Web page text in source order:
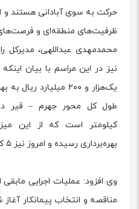
حرکت به سوی آبادانی هستند و
ظرفیت‌های منطقه‌ای و
محمدمهدی عبداللهی، مدیرکل
نیز در این مراسم با بیان اینکه
یک‌هزار و ۲۰۰ میلیارد
بهره‌برداری رسیده و امروز نیز ۵ کیلومتر دیگر افتتاح شد.
وی افزود: عملیات اجرایی
مناقصه و انتخاب پیمانکار